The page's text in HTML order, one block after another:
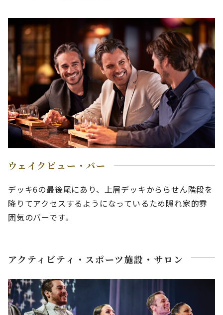
ウェイクビュー・バー
デッキ6の最後尾にあり、上層デッキかららせん階段を
降りてアクセスするようになっているため隠れ家的雰
囲気のバーです。
アクティビティ・スポーツ施設・サロン